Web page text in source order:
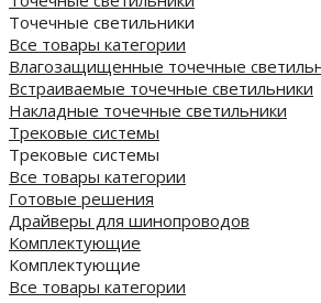
Точечные светильники
Все товары категории
Влагозащищенные точечные
Встраиваемые точечные светильники
Накладные точечные светильники
Трековые системы
Трековые системы
Все товары категории
Готовые решения
Драйверы для шинопроводов
Комплектующие
Комплектующие
Все товары категории